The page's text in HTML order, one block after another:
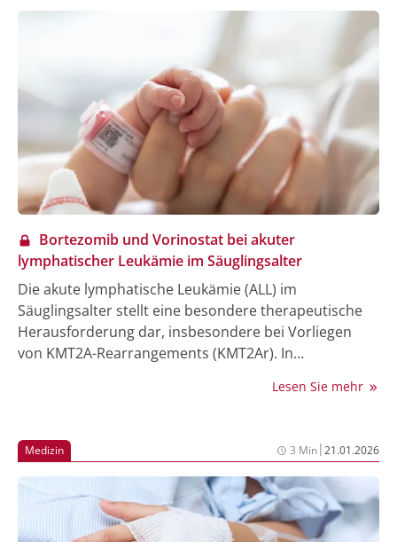
Langzeitfolgen können drastisch reduziert werden.
für Klinische Genetik und Genommedizin am UKW
neue Methoden, um Leukämien noch besser zu
verstehen. Dabei kommen zunehmend KI-gestützte
Verfahren zum Einsatz.
Bortezomib und Vorinostat bei akuter
lymphatischer Leukämie im Säuglingsalter
Die akute lymphatische Leukämie (ALL) im
Säuglingsalter stellt eine besondere therapeutische
Herausforderung dar, insbesondere bei Vorliegen
von KMT2A-Rearrangements (KMT2Ar). In
Vorinostat als wirksame Substanzen gegen KMT2Ar-
Phase-I/II-Studie aus den USA und Kanada
untersuchte erstmals die Verträglichkeit dieser
beiden Wirkstoffe in Kombination mit einer ALL-
Chemotherapie bei 50 neudiagnostizierten
Säuglingen. Die Ergebnisse zeigen, dass die
Lesen Sie mehr
Medizin 3 Min|21.01.2026